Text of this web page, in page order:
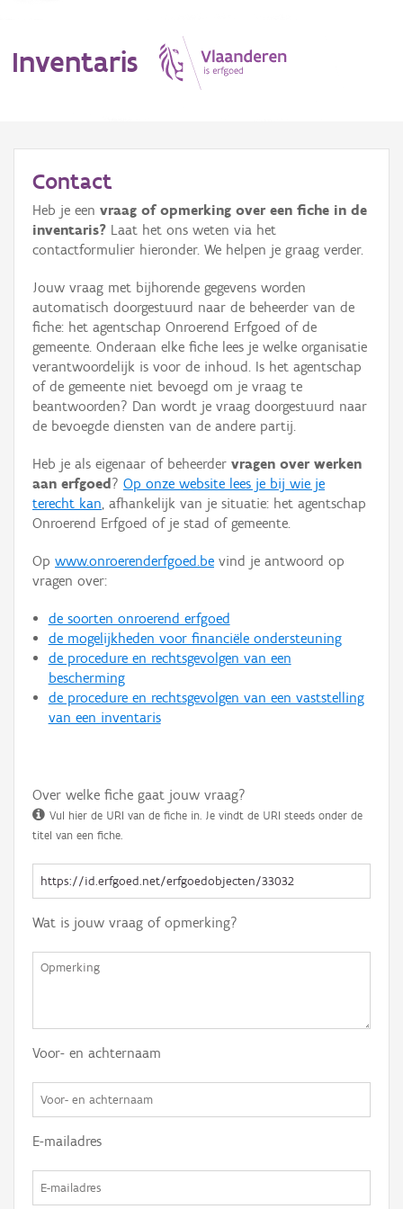
Inventaris
Erfgoedobject
Aanduidingsobject
Waarneming
Thema
Gebeurtenis
Persoon of collectief
Hergebruik
Aanmelden
Contact
Heb je een vraag of opmerking over een fiche in de
inventaris? Laat het ons weten via het
contactformulier hieronder. We helpen je graag verder.
Jouw vraag met bijhorende gegevens worden
automatisch doorgestuurd naar de beheerder van de
fiche: het agentschap Onroerend Erfgoed of de
gemeente. Onderaan elke fiche lees je welke organisatie
verantwoordelijk is voor de inhoud. Is het agentschap
of de gemeente niet bevoegd om je vraag te
beantwoorden? Dan wordt je vraag doorgestuurd naar
de bevoegde diensten van de andere partij.
Heb je als eigenaar of beheerder vragen over werken
aan erfgoed ? Op onze website lees je bij wie je
terecht kan, afhankelijk van je situatie: het agentschap
Onroerend Erfgoed of je stad of gemeente.
Op www.onroerenderfgoed.be vind je antwoord op
vragen over:
de soorten onroerend erfgoed
de mogelijkheden voor financiële ondersteuning
de procedure en rechtsgevolgen van een
bescherming
de procedure en rechtsgevolgen van een vaststelling
van een inventaris
Over welke fiche gaat jouw vraag?
Vul hier de URI van de fiche in. Je vindt de URI steeds onder de
titel van een fiche.
Wat is jouw vraag of opmerking?
Voor- en achternaam
E-mailadres